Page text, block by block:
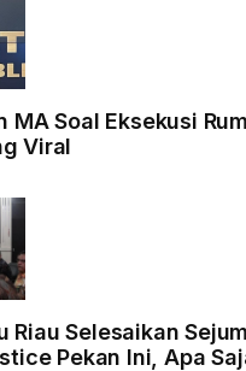
MA Soal Eksekusi
Viral
Riau Selesaikan
Pekan Ini, Apa